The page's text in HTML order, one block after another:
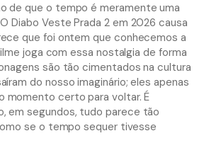
de que o tempo é meramente uma
Diabo Veste Prada 2 em 2026 causa
que foi ontem que conhecemos a
joga com essa nostalgia de forma
são tão cimentados na cultura
do nosso imaginário; eles apenas
momento certo para voltar. É
em segundos, tudo parece tão
se o tempo sequer tivesse